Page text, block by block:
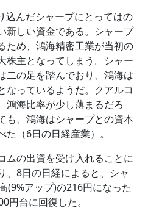
込んだシャープにとってはの
新しい資金である。シャープ
ため、鴻海精密工業が当初の
株主となってしまう。シャー
二の足を踏んでおり、鴻海は
なっているようだ。クアルコ
鴻海比率が少し薄まるだろ
も、鴻海はシャープとの資本
（6日の日経産業）。
ムの出資を受け入れることに
、8日の日経によると、シャ
(9%アップ)の216円になった
円台に回復した。